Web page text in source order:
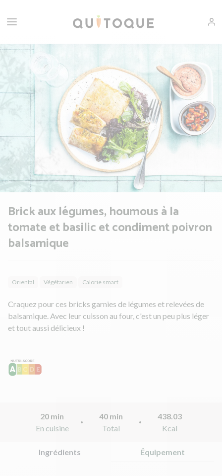
Brick aux légumes, houmous à la
tomate et basilic et condiment poivron
balsamique
Oriental Végétarien Calorie smart
Craquez pour ces bricks garnies de légumes et relevées de
balsamique. Avec leur cuisson au four, c'est un peu plus léger
et tout aussi délicieux !
20 min
En cuisine
40 min
Total
438.03
Kcal
Ingrédients Équipement